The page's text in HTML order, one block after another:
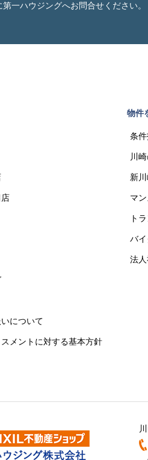
第一ハウジングへお問合せください。
について
メントに対する基本方針
物件
条
川
新
マ
ト
バ
法人